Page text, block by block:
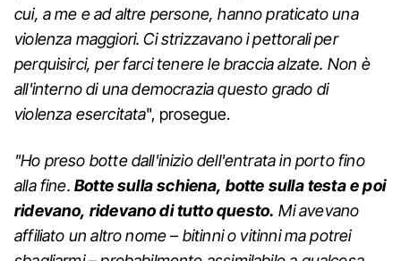
cui, a me e ad altre persone, hanno praticato una
violenza maggiori. Ci strizzavano i pettorali per
perquisirci, per farci tenere le braccia alzate. Non è
all'interno di una democrazia questo grado di
violenza esercitata", prosegue.
"Ho preso botte dall'inizio dell'entrata in porto fino
alla fine. Botte sulla schiena, botte sulla testa e poi
ridevano, ridevano di tutto questo. Mi avevano
affiliato un altro nome – bitinni o vitinni ma potrei